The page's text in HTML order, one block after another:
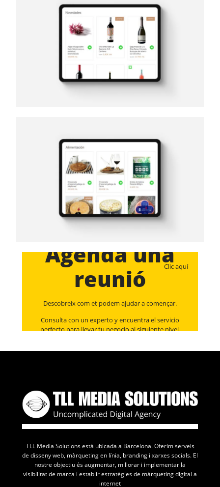
Clic aquí
Agenda una
reunió
Descobreix com et podem ajudar a començar.
Consulta con un experto y encuentra el servicio
perfecto para llevar tu negocio al siguiente nivel.
TLL Media Solutions està ubicada a Barcelona. Oferim serveis
de disseny web, màrqueting en línia, branding i xarxes socials. El
nostre objectiu és augmentar, millorar i implementar la
visibilitat de marca i establir estratègies de màrqueting digital a
internet